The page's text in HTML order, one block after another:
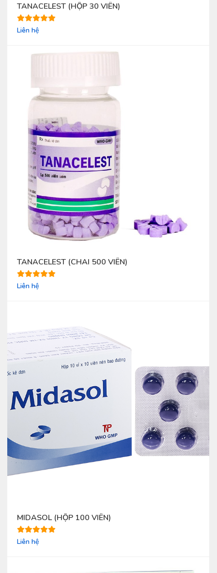
TANACELEST (HỘP 30 VIÊN)
Liên hệ
TANACELEST (CHAI 500 VIÊN)
Liên hệ
MIDASOL (HỘP 100 VIÊN)
Liên hệ